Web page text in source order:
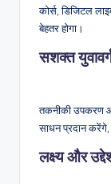
कोर्स, डिजिटल
बेहतर होगा।
सशक्त
तकनीकी उपकरण
साधन प्रदान करेंगे,
लक्ष्य और